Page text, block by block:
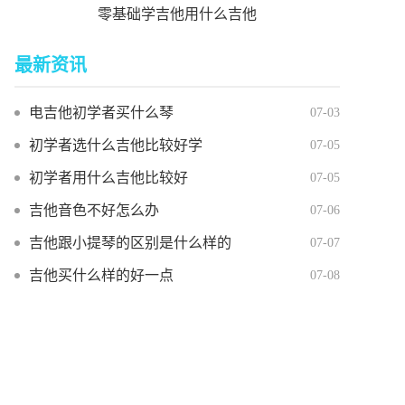
零基础学吉他用什么吉他
最新资讯
电吉他初学者买什么琴 07-03
初学者选什么吉他比较好学 07-05
初学者用什么吉他比较好 07-05
吉他音色不好怎么办 07-06
吉他跟小提琴的区别是什么样的 07-07
吉他买什么样的好一点 07-08